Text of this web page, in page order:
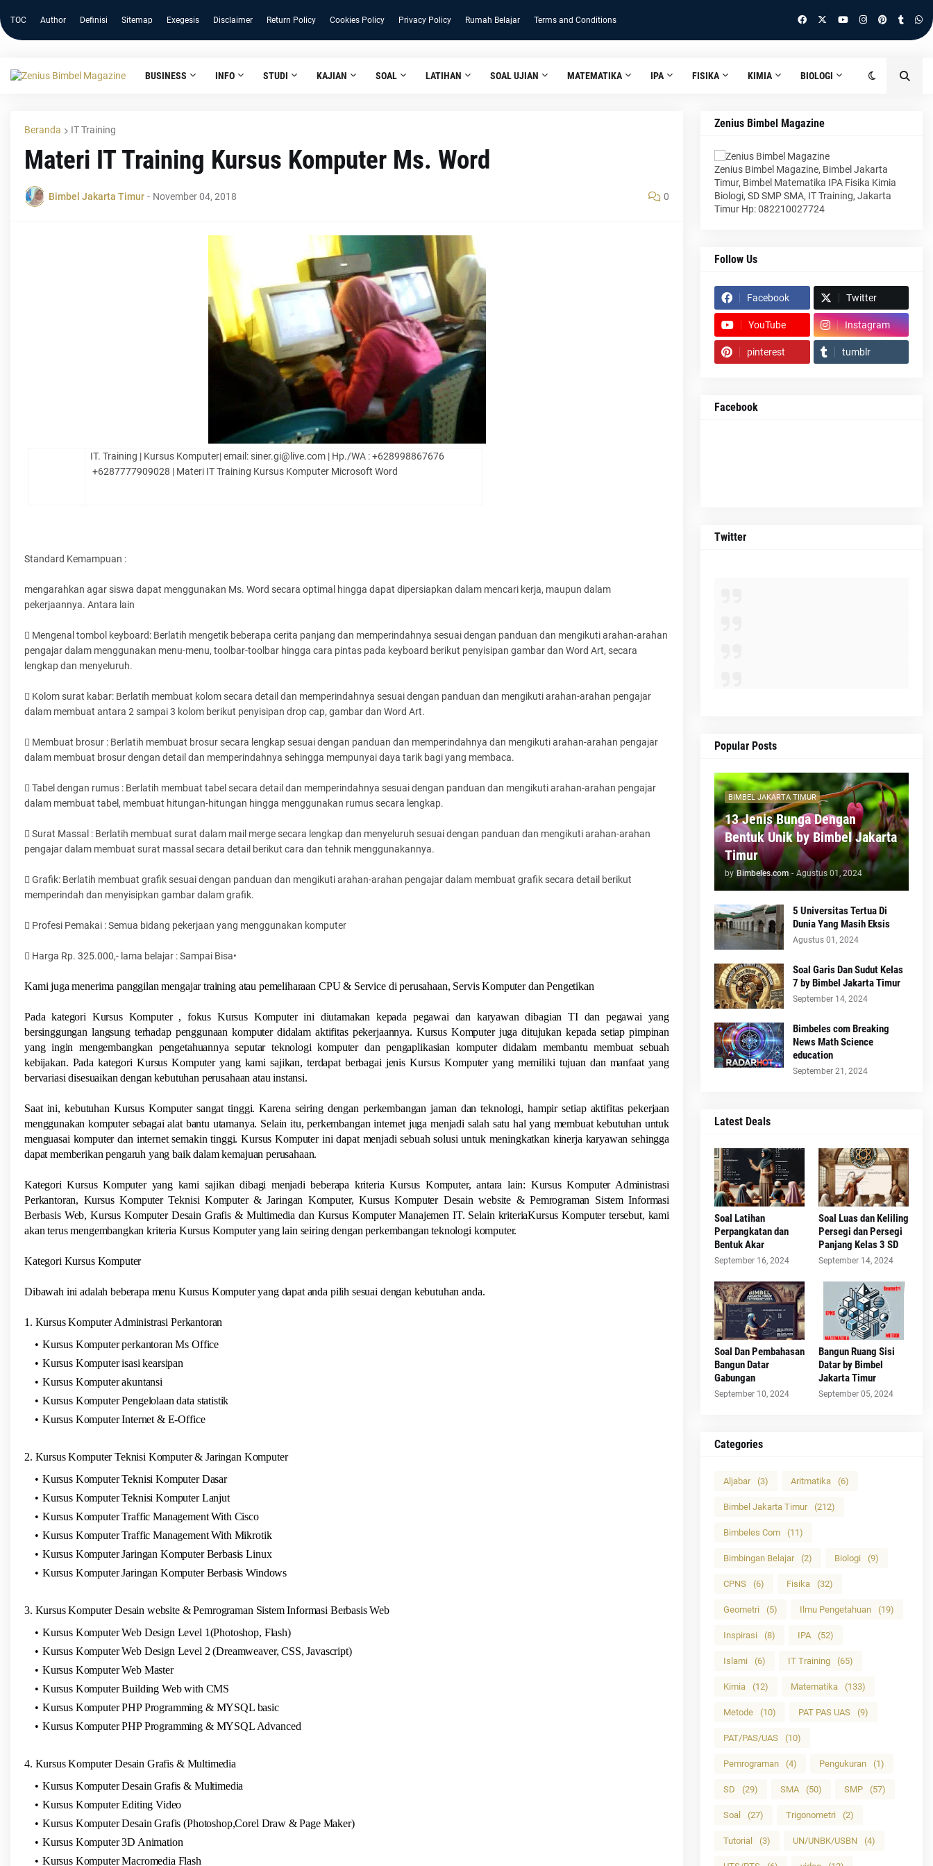
TOC Author Definisi Sitemap Exegesis Disclaimer Return Policy Cookies Policy Privacy Policy Rumah Belajar Terms and Conditions
BUSINESS INFO STUDI KAJIAN SOAL LATIHAN SOAL UJIAN MATEMATIKA IPA FISIKA KIMIA BIOLOGI
Beranda IT Training
Materi IT Training Kursus Komputer Ms. Word
Bimbel Jakarta Timur - November 04, 2018 0
IT. Training | Kursus Komputer| email: siner.gi@live.com | Hp./WA : +628998867676
+6287777909028 | Materi IT Training Kursus Komputer Microsoft Word
Standard Kemampuan :
mengarahkan agar siswa dapat menggunakan Ms. Word secara optimal hingga dapat dipersiapkan dalam mencari kerja, maupun dalam
pekerjaannya. Antara lain
 Mengenal tombol keyboard: Berlatih mengetik beberapa cerita panjang dan memperindahnya sesuai dengan panduan dan mengikuti arahan-arahan
pengajar dalam menggunakan menu-menu, toolbar-toolbar hingga cara pintas pada keyboard berikut penyisipan gambar dan Word Art, secara
lengkap dan menyeluruh.
 Kolom surat kabar: Berlatih membuat kolom secara detail dan memperindahnya sesuai dengan panduan dan mengikuti arahan-arahan pengajar
dalam membuat antara 2 sampai 3 kolom berikut penyisipan drop cap, gambar dan Word Art.
 Membuat brosur : Berlatih membuat brosur secara lengkap sesuai dengan panduan dan memperindahnya dan mengikuti arahan-arahan pengajar
dalam membuat brosur dengan detail dan memperindahnya sehingga mempunyai daya tarik bagi yang membaca.
 Tabel dengan rumus : Berlatih membuat tabel secara detail dan memperindahnya sesuai dengan panduan dan mengikuti arahan-arahan pengajar
dalam membuat tabel, membuat hitungan-hitungan hingga menggunakan rumus secara lengkap.
 Surat Massal : Berlatih membuat surat dalam mail merge secara lengkap dan menyeluruh sesuai dengan panduan dan mengikuti arahan-arahan
pengajar dalam membuat surat massal secara detail berikut cara dan tehnik menggunakannya.
 Grafik: Berlatih membuat grafik sesuai dengan panduan dan mengikuti arahan-arahan pengajar dalam membuat grafik secara detail berikut
memperindah dan menyisipkan gambar dalam grafik.
 Profesi Pemakai : Semua bidang pekerjaan yang menggunakan komputer
 Harga Rp. 325.000,- lama belajar : Sampai Bisa•
Kami juga menerima panggilan mengajar training atau pemeliharaan CPU & Service di perusahaan, Servis Komputer dan Pengetikan
Pada kategori Kursus Komputer , fokus Kursus Komputer ini diutamakan kepada pegawai dan karyawan dibagian TI dan pegawai yang
bersinggungan langsung terhadap penggunaan komputer didalam aktifitas pekerjaannya. Kursus Komputer juga ditujukan kepada setiap pimpinan
yang ingin mengembangkan pengetahuannya seputar teknologi komputer dan pengaplikasian komputer didalam membantu membuat sebuah
kebijakan. Pada kategori Kursus Komputer yang kami sajikan, terdapat berbagai jenis Kursus Komputer yang memiliki tujuan dan manfaat yang
bervariasi disesuaikan dengan kebutuhan perusahaan atau instansi.
Saat ini, kebutuhan Kursus Komputer sangat tinggi. Karena seiring dengan perkembangan jaman dan teknologi, hampir setiap aktifitas pekerjaan
menggunakan komputer sebagai alat bantu utamanya. Selain itu, perkembangan internet juga menjadi salah satu hal yang membuat kebutuhan untuk
menguasai komputer dan internet semakin tinggi. Kursus Komputer ini dapat menjadi sebuah solusi untuk meningkatkan kinerja karyawan sehingga
dapat memberikan pengaruh yang baik dalam kemajuan perusahaan.
Kategori Kursus Komputer yang kami sajikan dibagi menjadi beberapa kriteria Kursus Komputer, antara lain: Kursus Komputer Administrasi
Perkantoran, Kursus Komputer Teknisi Komputer & Jaringan Komputer, Kursus Komputer Desain website & Pemrograman Sistem Informasi
Berbasis Web, Kursus Komputer Desain Grafis & Multimedia dan Kursus Komputer Manajemen IT. Selain kriteriaKursus Komputer tersebut, kami
akan terus mengembangkan kriteria Kursus Komputer yang lain seiring dengan perkembangan teknologi komputer.
Kategori Kursus Komputer
Dibawah ini adalah beberapa menu Kursus Komputer yang dapat anda pilih sesuai dengan kebutuhan anda.
1. Kursus Komputer Administrasi Perkantoran
Kursus Komputer perkantoran Ms Office
Kursus Komputer isasi kearsipan
Kursus Komputer akuntansi
Kursus Komputer Pengelolaan data statistik
Kursus Komputer Internet & E-Office
2. Kursus Komputer Teknisi Komputer & Jaringan Komputer
Kursus Komputer Teknisi Komputer Dasar
Kursus Komputer Teknisi Komputer Lanjut
Kursus Komputer Traffic Management With Cisco
Kursus Komputer Traffic Management With Mikrotik
Kursus Komputer Jaringan Komputer Berbasis Linux
Kursus Komputer Jaringan Komputer Berbasis Windows
3. Kursus Komputer Desain website & Pemrograman Sistem Informasi Berbasis Web
Kursus Komputer Web Design Level 1(Photoshop, Flash)
Kursus Komputer Web Design Level 2 (Dreamweaver, CSS, Javascript)
Kursus Komputer Web Master
Kursus Komputer Building Web with CMS
Kursus Komputer PHP Programming & MYSQL basic
Kursus Komputer PHP Programming & MYSQL Advanced
4. Kursus Komputer Desain Grafis & Multimedia
Kursus Komputer Desain Grafis & Multimedia
Kursus Komputer Editing Video
Kursus Komputer Desain Grafis (Photoshop,Corel Draw & Page Maker)
Kursus Komputer 3D Animation
Kursus Komputer Macromedia Flash
Zenius Bimbel Magazine
Zenius Bimbel Magazine, Bimbel Jakarta
Timur, Bimbel Matematika IPA Fisika Kimia
Biologi, SD SMP SMA, IT Training, Jakarta
Timur Hp: 082210027724
Follow Us
Facebook Twitter
YouTube Instagram
pinterest tumblr
Facebook
Twitter
Popular Posts
BIMBEL JAKARTA TIMUR
13 Jenis Bunga Dengan
Bentuk Unik by Bimbel Jakarta
Timur
by Bimbeles.com - Agustus 01, 2024
5 Universitas Tertua Di
Dunia Yang Masih Eksis
Agustus 01, 2024
Soal Garis Dan Sudut Kelas
7 by Bimbel Jakarta Timur
September 14, 2024
Bimbeles com Breaking
News Math Science
education
September 21, 2024
Latest Deals
Soal Latihan
Perpangkatan dan
Bentuk Akar
September 16, 2024
Soal Luas dan Keliling
Persegi dan Persegi
Panjang Kelas 3 SD
September 14, 2024
Soal Dan Pembahasan
Bangun Datar
Gabungan
September 10, 2024
Bangun Ruang Sisi
Datar by Bimbel
Jakarta Timur
September 05, 2024
Categories
Aljabar (3) Aritmatika (6)
Bimbel Jakarta Timur (212)
Bimbeles Com (11)
Bimbingan Belajar (2) Biologi (9)
CPNS (6) Fisika (32)
Geometri (5) Ilmu Pengetahuan (19)
Inspirasi (8) IPA (52)
Islami (6) IT Training (65)
Kimia (12) Matematika (133)
Metode (10) PAT PAS UAS (9)
PAT/PAS/UAS (10)
Pemrograman (4) Pengukuran (1)
SD (29) SMA (50) SMP (57)
Soal (27) Trigonometri (2)
Tutorial (3) UN/UNBK/USBN (4)